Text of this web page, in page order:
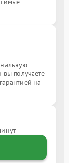
вы получаете
на